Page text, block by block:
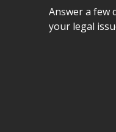
Answer a few
your legal